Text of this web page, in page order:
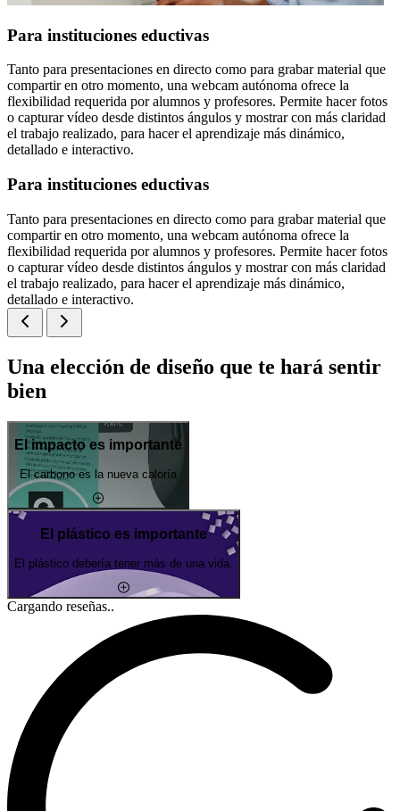
Para instituciones eductivas
Tanto para presentaciones en directo como para grabar material que
compartir en otro momento, una webcam autónoma ofrece la
flexibilidad requerida por alumnos y profesores. Permite hacer fotos
o capturar vídeo desde distintos ángulos y mostrar con más claridad
el trabajo realizado, para hacer el aprendizaje más dinámico,
detallado e interactivo.
Para instituciones eductivas
Tanto para presentaciones en directo como para grabar material que
compartir en otro momento, una webcam autónoma ofrece la
flexibilidad requerida por alumnos y profesores. Permite hacer fotos
o capturar vídeo desde distintos ángulos y mostrar con más claridad
el trabajo realizado, para hacer el aprendizaje más dinámico,
detallado e interactivo.
Una elección de diseño que te hará sentir
bien
El impacto es importante
El carbono es la nueva caloría
El plástico es importante
El plástico debería tener más de una vida.
Cargando reseñas..